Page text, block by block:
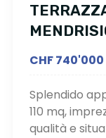
CHF 740'000
Splendido
110 mq,
qualità e